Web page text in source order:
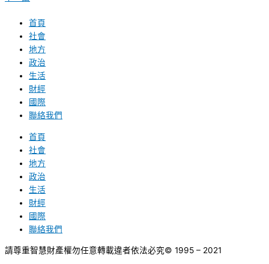
首頁
社會
地方
政治
生活
財經
國際
聯絡我們
首頁
社會
地方
政治
生活
財經
國際
聯絡我們
請尊重智慧財產權勿任意轉載違者依法必究© 1995 – 2021